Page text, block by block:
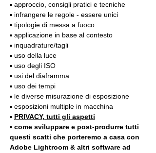
▪️ approccio, consigli pratici e tecniche
▪️ infrangere le regole - essere unici
▪️ tipologie di messa a fuoco
▪️ applicazione in base al contesto
▪️ inquadrature/tagli
▪️ uso della luce
▪️ uso degli ISO
▪️ usi del diaframma
▪️ uso dei tempi
▪️ le diverse misurazione di esposizione
▪️ esposizioni multiple in macchina
▪️ PRIVACY, tutti gli aspetti
▪️ come sviluppare e post-produrre tutti
questi scatti che porteremo a casa con
Adobe Lightroom & altri software ad